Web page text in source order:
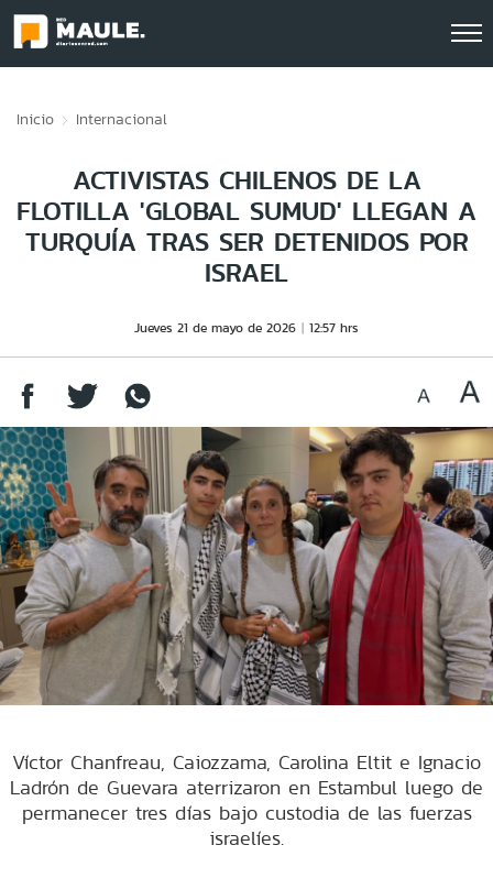
Inicio Internacional
ACTIVISTAS CHILENOS DE LA
FLOTILLA 'GLOBAL SUMUD' LLEGAN A
TURQUÍA TRAS SER DETENIDOS POR
ISRAEL
Jueves 21 de mayo de 2026 12:57 hrs
Víctor Chanfreau, Caiozzama, Carolina Eltit e Ignacio
Ladrón de Guevara aterrizaron en Estambul luego de
permanecer tres días bajo custodia de las fuerzas
israelíes.